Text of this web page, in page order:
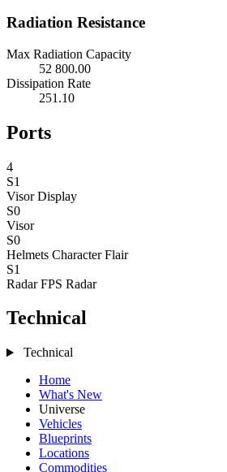
Radiation Resistance
Max Radiation Capacity
52 800.00
Dissipation Rate
251.10
Ports
4
S1
VisorDisplay
S0
Visor
S0
Helmets Character Flair
S1
RadarFPS Radar
Technical
Technical
Home
What's New
Universe
Vehicles
Blueprints
Locations
Commodities